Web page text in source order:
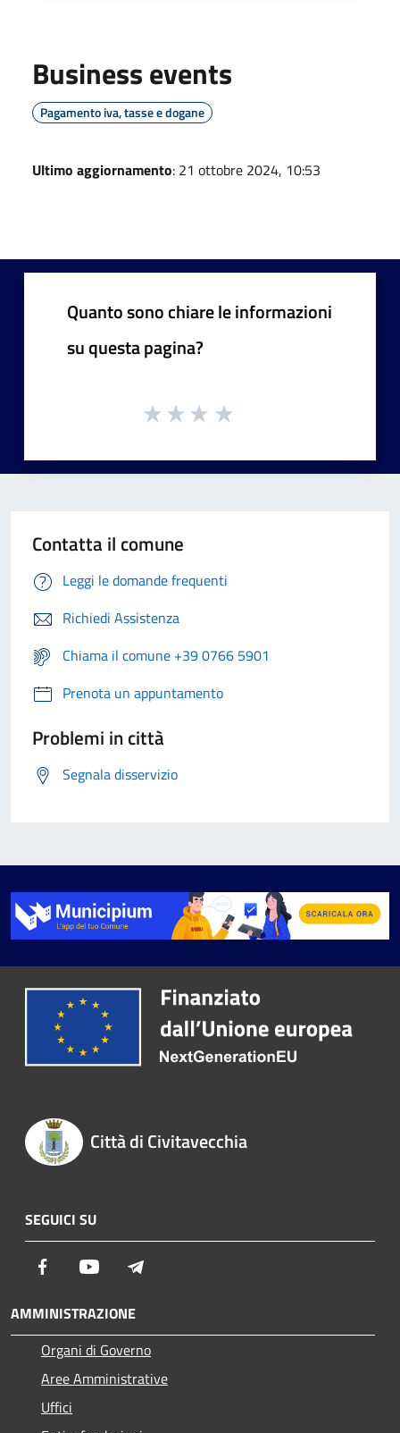
Business events
Pagamento iva, tasse e dogane
Ultimo aggiornamento: 21 ottobre 2024, 10:53
Quanto sono chiare le informazioni
su questa pagina?
Contatta il comune
Leggi le domande frequenti
Richiedi Assistenza
Chiama il comune +39 0766 5901
Prenota un appuntamento
Problemi in città
Segnala disservizio
Città di Civitavecchia
SEGUICI SU
Facebook Youtube
AMMINISTRAZIONE
Organi di Governo
Aree Amministrative
Uffici